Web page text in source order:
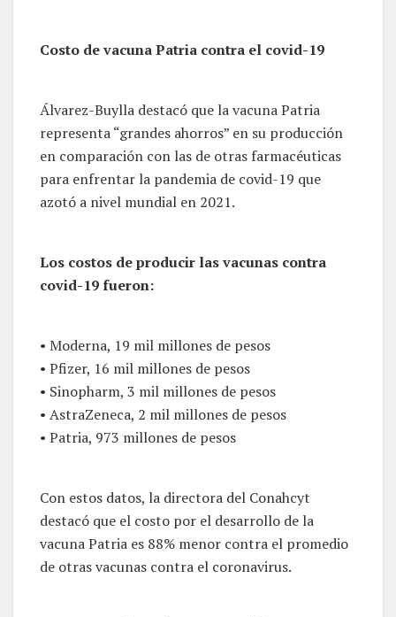
Costo de vacuna Patria contra el covid-19
Álvarez-Buylla destacó que la vacuna Patria
representa “grandes ahorros” en su producción
en comparación con las de otras farmacéuticas
para enfrentar la pandemia de covid-19 que
azotó a nivel mundial en 2021.
Los costos de producir las vacunas contra
covid-19 fueron:
• Moderna, 19 mil millones de pesos
• Pfizer, 16 mil millones de pesos
• Sinopharm, 3 mil millones de pesos
• AstraZeneca, 2 mil millones de pesos
• Patria, 973 millones de pesos
Con estos datos, la directora del Conahcyt
destacó que el costo por el desarrollo de la
vacuna Patria es 88% menor contra el promedio
de otras vacunas contra el coronavirus.